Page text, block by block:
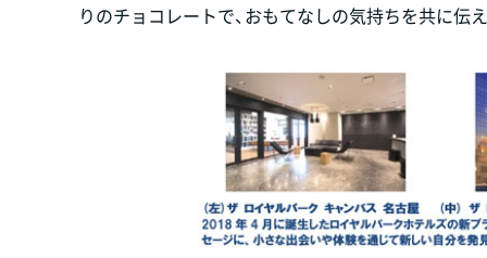
りのチョコレートで、おもてなしの気持ちを共に伝